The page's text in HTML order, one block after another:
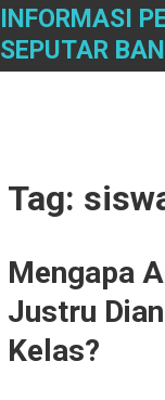
Skip
content
INFORMASI
SEPUTAR
Tag:
Mengapa
Justru
Kelas?